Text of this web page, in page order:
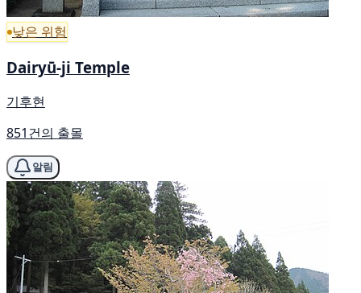
낮은 위험
Dairyū-ji Temple
기후현
851건의 출몰
알림